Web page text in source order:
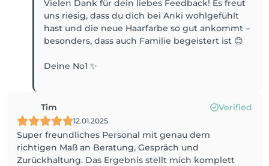
Vielen Dank für dein liebes Feedback! Es freut
uns riesig, dass du dich bei Anki wohlgefühlt
hast und die neue Haarfarbe so gut ankommt –
besonders, dass auch Familie begeistert ist 😊
Deine No1 ✨
Tim Verified
12.01.2025
Super freundliches Personal mit genau dem
richtigen Maß an Beratung, Gespräch und
Zurückhaltung. Das Ergebnis stellt mich komplett